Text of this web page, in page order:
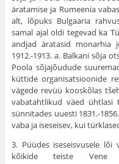
äratamise ja Rumeenia
alt, lõpuks Bulgaaria
samal ajal oldi tegevad ka
andjad äratasid monarhia
1912.-1913. a. Balkani sõja
Poola sõjajõudude
küttide organisatsioo­nide
vägede revüü kooskõlas
vabatahtlikud väed ühtlasi
sünnitades uuesti 1831.-
vaba ja iseseisev, kui
3. Püüdes iseseisvusele
kõikide teiste Vene